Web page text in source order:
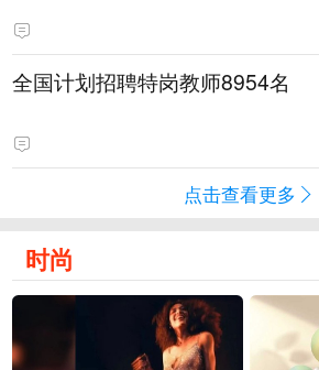
全国计划招聘特岗教师8954名
点击查看更多
时尚